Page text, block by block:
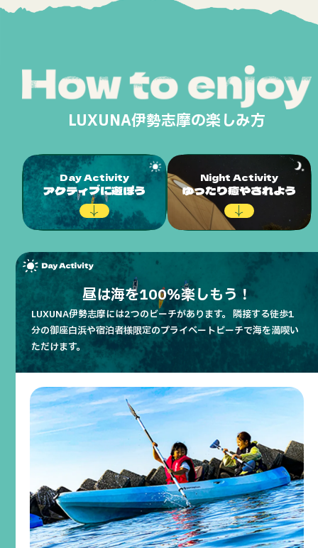
LUXUNA伊勢志摩の楽しみ方
Day Activity
アクティブに遊ぼう
Night Activity
ゆったり癒やされよう
昼は海を100％楽しもう！
LUXUNA伊勢志摩には2つのビーチがあります。 隣接する徒歩1
分の御座白浜や宿泊者様限定のプライベートビーチで海を満喫い
ただけます。
秘境を巡るカヤックツアー
人気のツアーをご紹介